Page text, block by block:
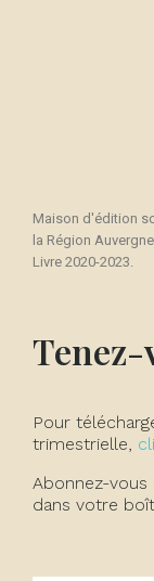
Maison d'édition
la Région
Livre 2020-2023.
Pour
trimestrielle,
Abonnez-
dans votre